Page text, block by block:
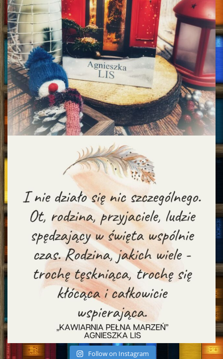
Follow on Instagram